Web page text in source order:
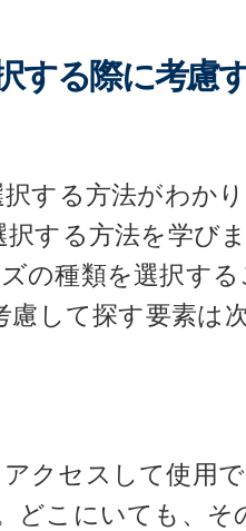
する際に考慮
する方法がわかり
する方法を学び
の種類を選択す
して探す要素は
クセスして使用
どこにいても、そ